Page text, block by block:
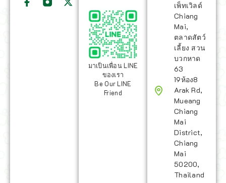
มาเป็นเพื่อน LINE
ของเรา
Be Our LINE
Friend
เพ็ทเวิลด์
Chiang
Mai,
ตลาดสัตว์
เลี้ยง สวน
บวกหาด
63
19ห้อง8
Arak Rd,
Mueang
Chiang
Mai
District,
Chiang
Mai
50200,
Thailand